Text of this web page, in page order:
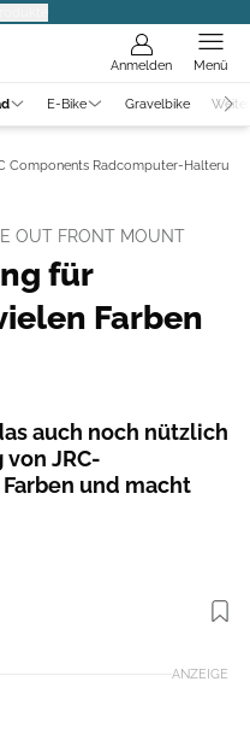
Anmelden Menü
E-Bike Gravelbike
Components Radcomputer-Halterung
OUT FRONT MOUNT
für
Farben
auch noch nützlich
JRC-
und macht
Foto: JRC Components
ANZEIGE